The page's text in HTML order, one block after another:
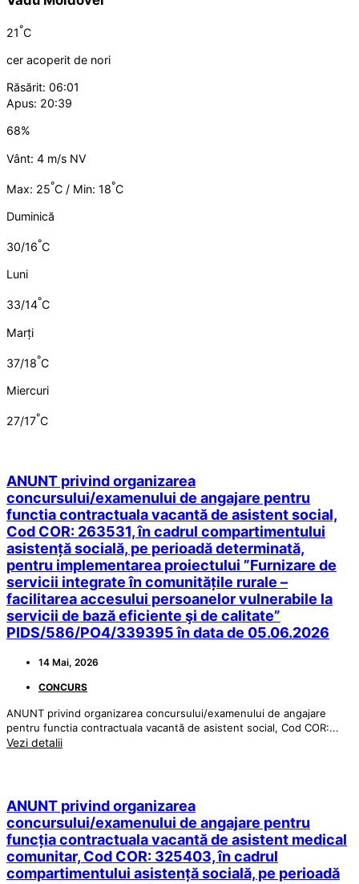
21°C
cer acoperit de nori
Răsărit: 06:01
Apus: 20:39
68%
Vânt: 4 m/s NV
Max: 25°C / Min: 18°C
Duminică
30/16°C
Luni
33/14°C
Marți
37/18°C
Miercuri
27/17°C
ANUNT privind organizarea
concursului/examenului de angajare pentru
functia contractuala vacantă de asistent social,
Cod COR: 263531, în cadrul compartimentului
asistență socială, pe perioadă determinată,
pentru implementarea proiectului ”Furnizare de
servicii integrate în comunitățile rurale –
facilitarea accesului persoanelor vulnerabile la
servicii de bază eficiente şi de calitate”
PIDS/586/PO4/339395 în data de 05.06.2026
14 Mai, 2026
CONCURS
ANUNT privind organizarea concursului/examenului de angajare
pentru functia contractuala vacantă de asistent social, Cod COR:...
Vezi detalii
ANUNT privind organizarea
concursului/examenului de angajare pentru
funcția contractuala vacantă de asistent medical
comunitar, Cod COR: 325403, în cadrul
compartimentului asistență socială, pe perioadă